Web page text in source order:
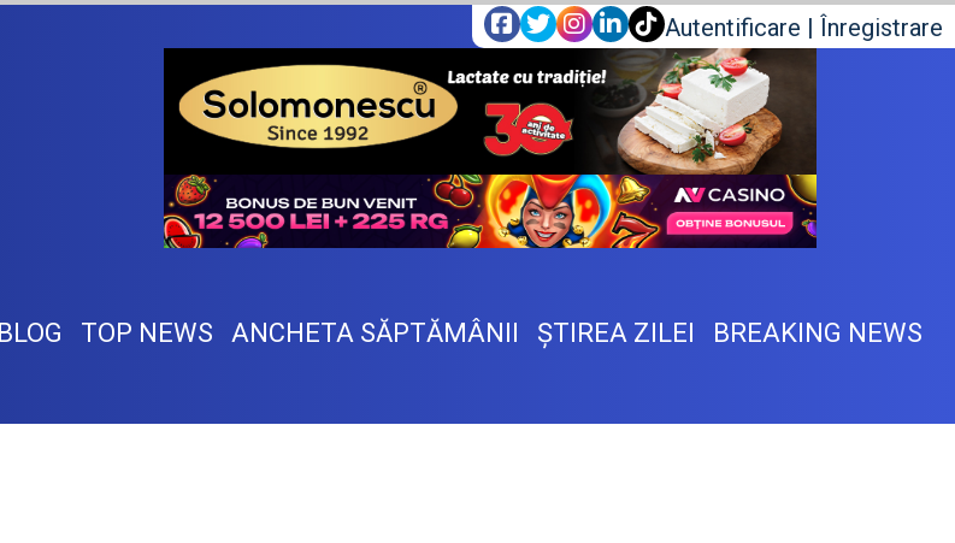
Autentificare | Înregistrare
BLOG TOP NEWS ANCHETA SĂPTĂMÂNII ŞTIREA ZILEI BREAKING NEWS